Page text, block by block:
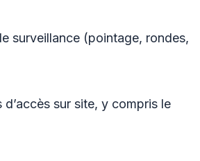
surveillance (pointage, rondes,
sur site, y compris le